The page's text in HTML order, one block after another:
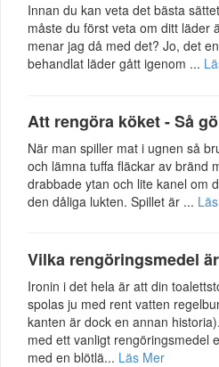
Innan du kan veta det bästa
måste du först veta om ditt läder
menar jag då med det? Jo, det
behandlat läder gått igenom ...
Att rengöra köket - Så
När man spiller mat i ugnen så
och lämna tuffa fläckar av bränd
drabbade ytan och lite kanel om
den dåliga lukten. Spillet är ...
Vilka rengöringsmedel
Ironin i det hela är att din
spolas ju med rent vatten
kanten är dock en annan
med ett vanligt rengöringsmedel
med en blötlä... Läs Mer